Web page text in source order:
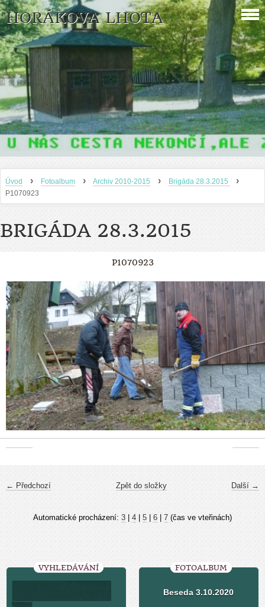
HORÁKOVA LHOTA
Úvod › Fotoalbum › Archiv 2010-2015 › Brigáda 28.3.2015 ›
P1070923
BRIGÁDA 28.3.2015
P1070923
← Předchozí Další →
Zpět do složky
Automatické procházení: 3 4 5 6 7 (čas ve vteřinách)
VYHLEDÁVÁNÍ FOTOALBUM
Beseda 3.10.2020